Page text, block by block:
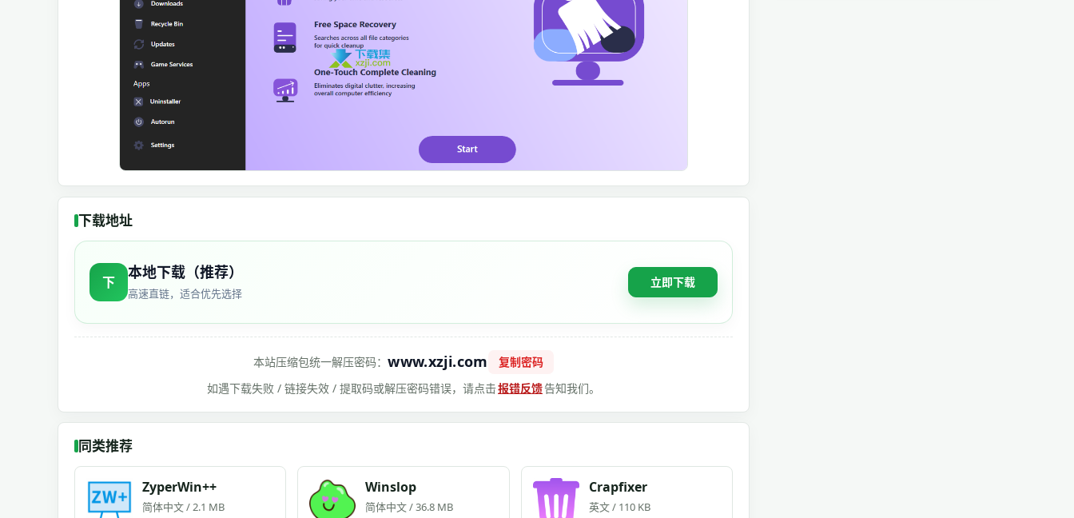
下载地址
下
本地下载（推荐）
高速直链，适合优先选择
立即下载
本站压缩包统一解压密码：www.xzji.com
复制密码
如遇下载失败 / 链接失效 / 提取码或解压密码错误，请点击报错反馈告知我们。
同类推荐
ZyperWin++
简体中文 / 2.1 MB
Winslop
简体中文 / 36.8 MB
Crapfixer
英文 / 110 KB